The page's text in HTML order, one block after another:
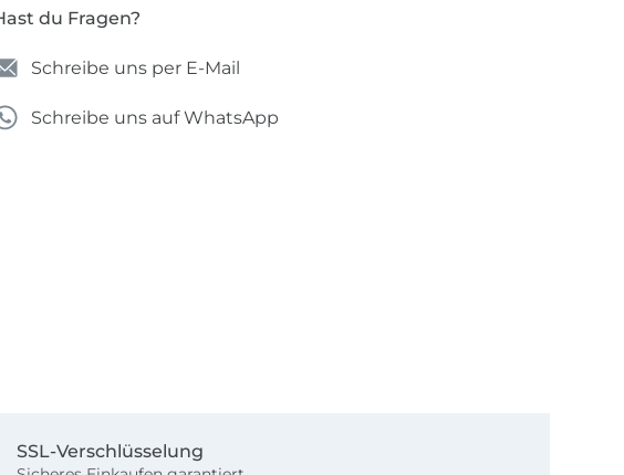
du Fragen?
Schreibe uns per E-Mail
Schreibe uns auf WhatsApp
SSL-Verschlüsselung